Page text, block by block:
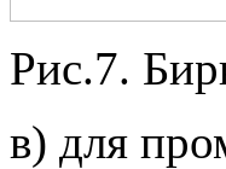
Рис.7.
в) для